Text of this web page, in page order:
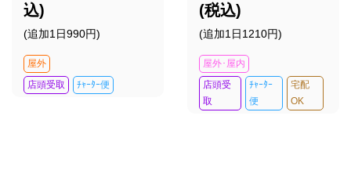
込)
(追加1日990円)
屋外
店頭受取
ﾁｬｰﾀｰ便
(税込)
(追加1日1210円)
屋外･屋内
店頭受
取
ﾁｬｰﾀｰ
便
宅配
OK